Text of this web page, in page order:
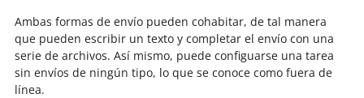
Ambas formas de envío pueden cohabitar, de tal manera
que pueden escribir un texto y completar el envío con una
serie de archivos. Así mismo, puede configuarse una tarea
sin envíos de ningún tipo, lo que se conoce como fuera de
línea.